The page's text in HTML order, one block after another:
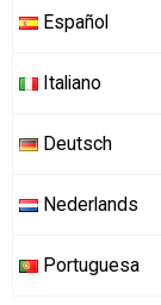
Español
Italiano
Deutsch
Nederlands
Portuguesa